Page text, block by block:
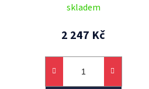
skladem
2 247 Kč